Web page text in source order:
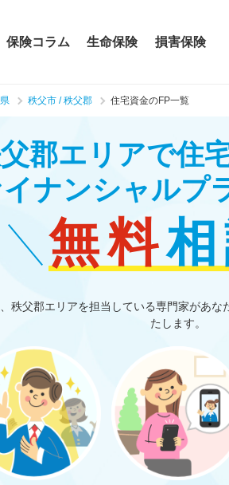
保険コラム 生命保険 損害保険
秩父市 / 秩父郡 住宅資金のFP一覧
郡エリアで住
ナンシャルプ
無料
秩父郡エリアを担当している専門家があな
たします。